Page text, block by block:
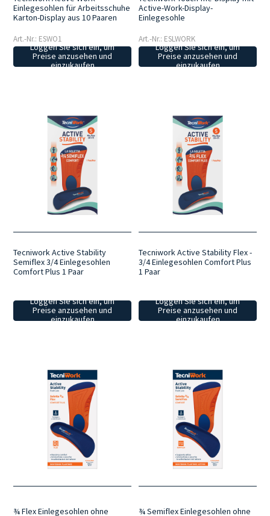
Einlegesohlen für Arbeitsschuhe
Karton-Display aus 10 Paaren
Art.-Nr.: ESWO1
Loggen Sie sich ein, um
Preise anzusehen und
einzukaufen
Active-Work-Display-
Einlegesohle
Art.-Nr.: ESLWORK
Loggen Sie sich ein, um
Preise anzusehen und
einzukaufen
Tecniwork Active Stability
Semiflex 3/4 Einlegesohlen
Comfort Plus 1 Paar
Loggen Sie sich ein, um
Preise anzusehen und
einzukaufen
Tecniwork Active Stability Flex -
3/4 Einlegesohlen Comfort Plus
1 Paar
Loggen Sie sich ein, um
Preise anzusehen und
einzukaufen
¾ Flex Einlegesohlen ohne
¾ Semiflex Einlegesohlen ohne